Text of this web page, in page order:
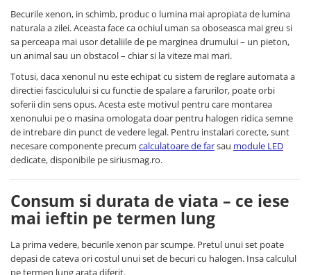
Becurile xenon, in schimb, produc o lumina mai apropiata de lumina
naturala a zilei. Aceasta face ca ochiul uman sa oboseasca mai greu si
sa perceapa mai usor detaliile de pe marginea drumului – un pieton,
un animal sau un obstacol – chiar si la viteze mai mari.
Totusi, daca xenonul nu este echipat cu sistem de reglare automata a
directiei fasciculului si cu functie de spalare a farurilor, poate orbi
soferii din sens opus. Acesta este motivul pentru care montarea
xenonului pe o masina omologata doar pentru halogen ridica semne
de intrebare din punct de vedere legal. Pentru instalari corecte, sunt
necesare componente precum calculatoare de farsau module LED
dedicate, disponibile pe siriusmag.ro.
Consum si durata de viata – ce iese
mai ieftin pe termen lung
La prima vedere, becurile xenon par scumpe. Pretul unui set poate
depasi de cateva ori costul unui set de becuri cu halogen. Insa calculul
pe termen lung arata diferit.